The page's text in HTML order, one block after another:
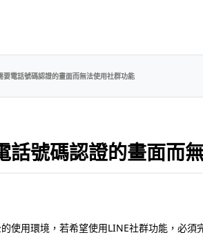
要電話號碼認證的畫面而無法使用社群功能
話號碼認證的畫面而
使用環境，若希望使用LINE社群功能，必須